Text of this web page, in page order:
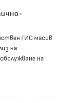
ГИС масив
на
на